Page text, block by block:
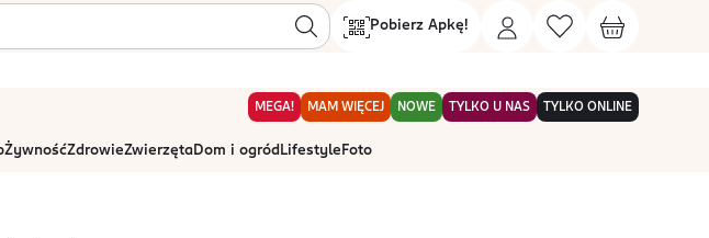
Pobierz Apkę!
MEGA! MAM WIĘCEJ NOWE TYLKO U NAS TYLKO ONLINE
ŻywnośćZdrowieZwierzętaDom i ogród Lifestyle Foto